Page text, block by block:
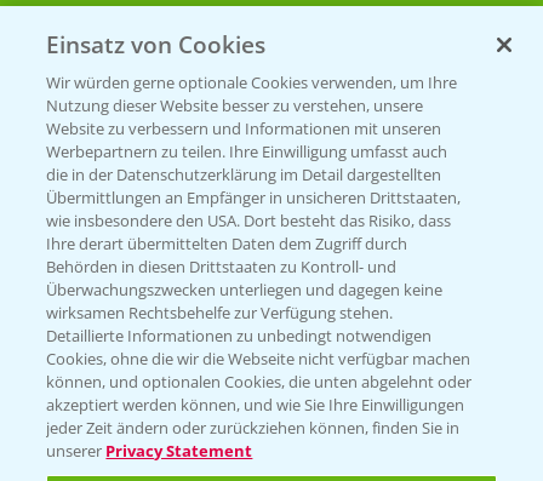
Beratung auf WhatsApp
T.+49 (0)174 346 564 1
KONTAKT
Hilfe in Notfällen
T.+49 (0)214/30-20220
Folgen Sie uns
Einsatz von Cookies
Wir würden gerne optionale Cookies verwenden, um Ihre
Nutzung dieser Website besser zu verstehen, unsere
Website zu verbessern und Informationen mit unseren
Werbepartnern zu teilen. Ihre Einwilligung umfasst auch
die in der Datenschutzerklärung im Detail dargestellten
Übermittlungen an Empfänger in unsicheren Drittstaaten,
wie insbesondere den USA. Dort besteht das Risiko, dass
Ihre derart übermittelten Daten dem Zugriff durch
Behörden in diesen Drittstaaten zu Kontroll- und
Überwachungszwecken unterliegen und dagegen keine
wirksamen Rechtsbehelfe zur Verfügung stehen.
Detaillierte Informationen zu unbedingt notwendigen
Cookies, ohne die wir die Webseite nicht verfügbar machen
können, und optionalen Cookies, die unten abgelehnt oder
akzeptiert werden können, und wie Sie Ihre Einwilligungen
jeder Zeit ändern oder zurückziehen können, finden Sie in
unserer Privacy Statement